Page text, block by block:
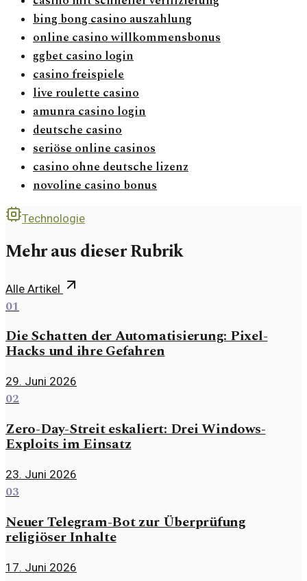
bing bong casino auszahlung
online casino willkommensbonus
ggbet casino login
casino freispiele
live roulette casino
amunra casino login
deutsche casino
seriöse online casinos
casino ohne deutsche lizenz
novoline casino bonus
Technologie
Mehr aus dieser Rubrik
Alle Artikel
01
Die Schatten der Automatisierung: Pixel-
Hacks und ihre Gefahren
29. Juni 2026
02
Zero-Day-Streit eskaliert: Drei Windows-
Exploits im Einsatz
23. Juni 2026
03
Neuer Telegram-Bot zur Überprüfung
religiöser Inhalte
17. Juni 2026